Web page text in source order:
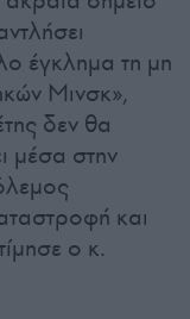
έγκλημα τη μη
Μινσκ»,
δεν θα
μέσα στην
και
ο κ.